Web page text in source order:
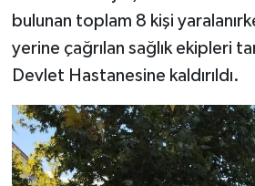
bulunan toplam 8 kişi
yerine çağrılan sağlık ekipleri
Devlet Hastanesine kaldırıldı.
TEKNOLOJİ
KÜLTÜR SANAT